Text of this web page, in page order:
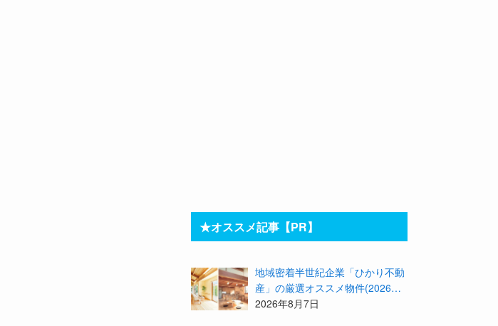
★オススメ記事【PR】
地域密着半世紀企業「ひかり不動
産」の厳選オススメ物件(2026年8
月)をご紹介！参加費無料『”木の
2026年8月7日